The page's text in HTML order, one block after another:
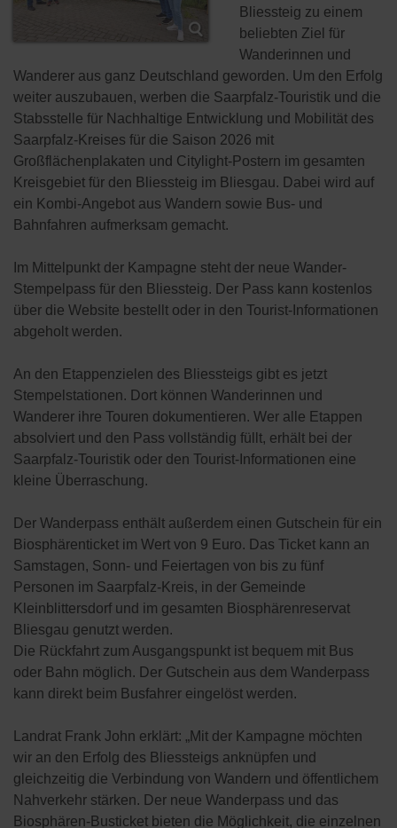
Bliessteig zu einem
beliebten Ziel für
Wanderinnen und
Wanderer aus ganz Deutschland geworden. Um den Erfolg
weiter auszubauen, werben die Saarpfalz-Touristik und die
Stabsstelle für Nachhaltige Entwicklung und Mobilität des
Saarpfalz-Kreises für die Saison 2026 mit
Großflächenplakaten und Citylight-Postern im gesamten
Kreisgebiet für den Bliessteig im Bliesgau. Dabei wird auf
ein Kombi-Angebot aus Wandern sowie Bus- und
Bahnfahren aufmerksam gemacht.
Im Mittelpunkt der Kampagne steht der neue Wander-
Stempelpass für den Bliessteig. Der Pass kann kostenlos
über die Website bestellt oder in den Tourist-Informationen
abgeholt werden.
An den Etappenzielen des Bliessteigs gibt es jetzt
Stempelstationen. Dort können Wanderinnen und
Wanderer ihre Touren dokumentieren. Wer alle Etappen
absolviert und den Pass vollständig füllt, erhält bei der
Saarpfalz-Touristik oder den Tourist-Informationen eine
kleine Überraschung.
Der Wanderpass enthält außerdem einen Gutschein für ein
Biosphärenticket im Wert von 9 Euro. Das Ticket kann an
Samstagen, Sonn- und Feiertagen von bis zu fünf
Personen im Saarpfalz-Kreis, in der Gemeinde
Kleinblittersdorf und im gesamten Biosphärenreservat
Bliesgau genutzt werden.
Die Rückfahrt zum Ausgangspunkt ist bequem mit Bus
oder Bahn möglich. Der Gutschein aus dem Wanderpass
kann direkt beim Busfahrer eingelöst werden.
Landrat Frank John erklärt: „Mit der Kampagne möchten
wir an den Erfolg des Bliessteigs anknüpfen und
gleichzeitig die Verbindung von Wandern und öffentlichem
Nahverkehr stärken. Der neue Wanderpass und das
Biosphären-Busticket bieten die Möglichkeit, die einzelnen